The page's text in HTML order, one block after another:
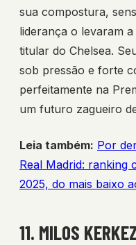
sua compostura,
liderança o levaram
titular do Chelsea.
sob pressão e forte
perfeitamente na
um futuro zagueiro
Leia também: Por
Real Madrid: ranking
2025, do mais baixo
11. MILOS